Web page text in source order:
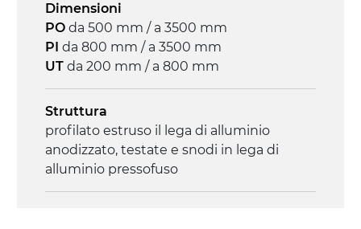
Velocità
4.6 m/minuto
Dimensioni
PO da 500 mm / a 3500 mm
PI da 800 mm / a 3500 mm
UT da 200 mm / a 800 mm
Struttura
profilato estruso il lega di alluminio
anodizzato, testate e snodi in lega di
alluminio pressofuso